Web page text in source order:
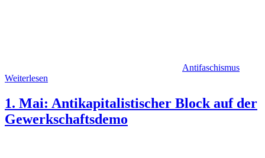
Antifaschismus
Weiterlesen
1. Mai: Antikapitalistischer Block auf der
Gewerkschaftsdemo